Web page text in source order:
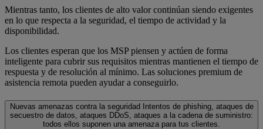
Mientras tanto, los clientes de alto valor continúan siendo exigentes
en lo que respecta a la seguridad, el tiempo de actividad y la
disponibilidad.
Los clientes esperan que los MSP piensen y actúen de forma
inteligente para cubrir sus requisitos mientras mantienen el tiempo de
respuesta y de resolución al mínimo. Las soluciones premium de
asistencia remota pueden ayudar a conseguirlo.
Nuevas amenazas contra la seguridad
Intentos de phishing, ataques de
secuestro de datos, ataques DDoS, ataques a la cadena de suministro:
todos ellos suponen una amenaza para tus clientes.